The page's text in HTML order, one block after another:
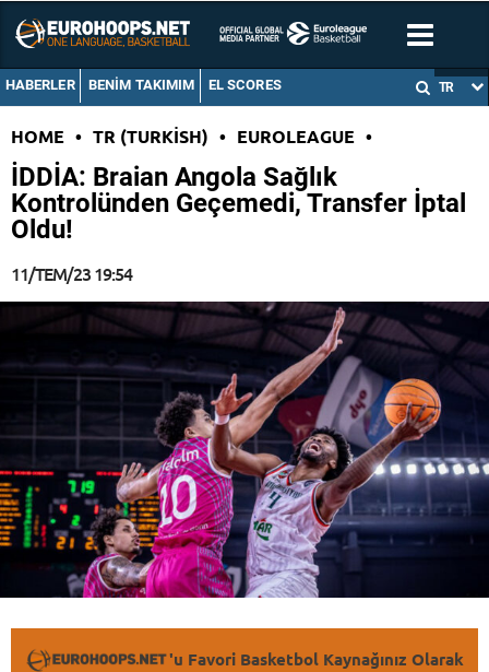
HABERLER BENIM TAKIMIM EL SCORES TR
HOME • TR (TURKISH) • EUROLEAGUE •
İDDİA: Braian Angola Sağlık
Kontrolünden Geçemedi, Transfer İptal
Oldu!
11/TEM/23 19:54
'u Favori Basketbol Kaynağınız Olarak